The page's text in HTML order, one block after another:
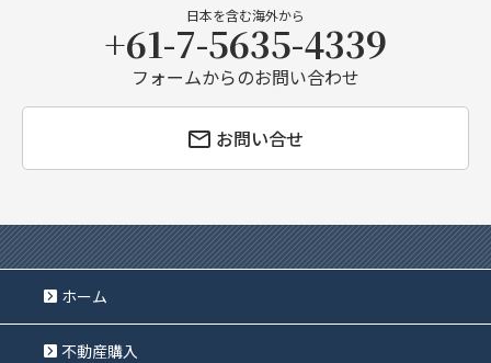
日本を含む海外から
+61-7-5635-4339
フォームからのお問い合わせ
お問い合せ
ホーム
不動産購入